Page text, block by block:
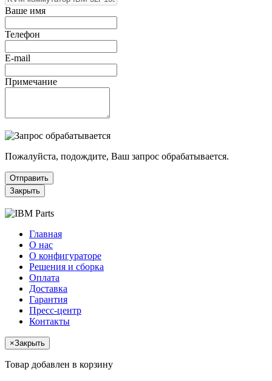
Ваше имя
Телефон
E-mail
Примечание
Пожалуйста, подождите, Ваш запрос обрабатывается.
Отправить
Закрыть
Главная
О нас
О конфигураторе
Решения и сборка
Оплата
Доставка
Гарантия
Пресс-центр
Контакты
×Закрыть
Товар добавлен в корзину